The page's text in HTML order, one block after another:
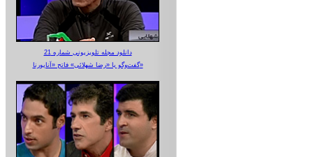
دانلود مجله تلویزیونی شماره 21
گفت‌وگو با «رضا شهلائی» فاتح «آناپورنا»